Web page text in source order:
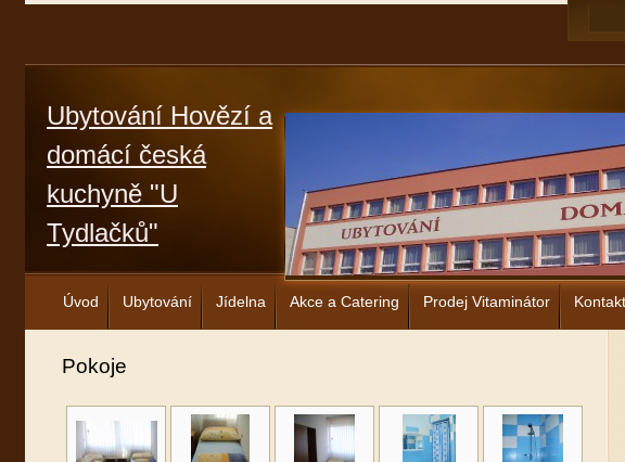
Ubytování Hovězí a
domácí česká
kuchyně "U
Tydlačků"
Úvod Ubytování Jídelna Akce a Catering Prodej Vitaminátor
Pokoje